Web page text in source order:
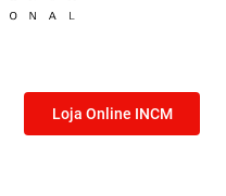
Loja Online INCM